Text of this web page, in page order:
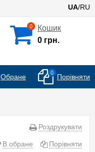
UA/RU
0
Кошик
0 грн.
Обране 0 Порівняти
Роздрукувати
В обране Порівняти